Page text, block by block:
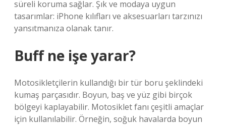
süreli koruma sağlar. Şık ve modaya uygun
tasarımlar: iPhone kılıfları ve aksesuarları tarzınızı
yansıtmanıza olanak tanır.
Buff ne işe yarar?
Motosikletçilerin kullandığı bir tür boru şeklindeki
kumaş parçasıdır. Boyun, baş ve yüz gibi birçok
bölgeyi kaplayabilir. Motosiklet fanı çeşitli amaçlar
için kullanılabilir. Örneğin, soğuk havalarda boyun